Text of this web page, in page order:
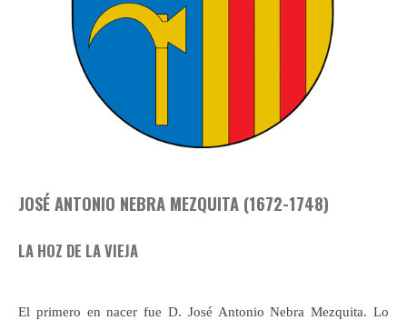
JOSÉ ANTONIO NEBRA MEZQUITA (1672-1748)
LA HOZ DE LA VIEJA
El primero en nacer fue D. José Antonio Nebra Mezquita. Lo